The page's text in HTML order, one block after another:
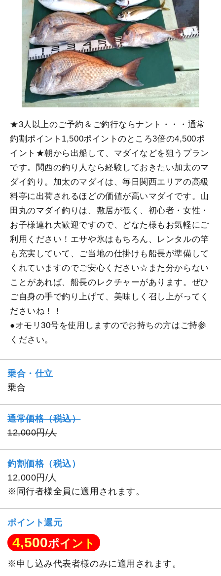
★3人以上のご予約＆ご釣行ならナント・・・通常
釣割ポイント1,500ポイントのところ3倍の4,500ポ
イント★朝から出船して、マダイなどを狙うプラン
です。関西の釣り人なら経験しておきたい加太のマ
ダイ釣り。加太のマダイは、毎日関西エリアの高級
料亭に出荷されるほどの価値が高いマダイです。山
田丸のマダイ釣りは、敷居が低く、初心者・女性・
お子様連れ大歓迎ですので、どなた様もお気軽にご
利用ください！エサや氷はもちろん、レンタルの竿
も充実していて、ご当地の仕掛けも船長が準備して
くれていますのでご安心ください☆また分からない
ことがあれば、船長のレクチャーがあります。ぜひ
ご自身の手で釣り上げて、美味しく召し上がってく
ださいね！！
●オモリ30号を使用しますのでお持ちの方はご持参
ください。
乗合・仕立
乗合
通常価格（税込）
12,000円/人
釣割価格（税込）
12,000円/人
※同行者様全員に適用されます。
ポイント還元
4,500ポイント
※申し込み代表者様のみに適用されます。